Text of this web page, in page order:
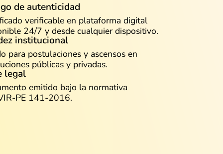
de autenticidad
verificable en plataforma digital
24/7 y desde cualquier dispositivo.
institucional
para postulaciones y ascensos en
públicas y privadas.
legal
emitido bajo la normativa
PE 141-2016.